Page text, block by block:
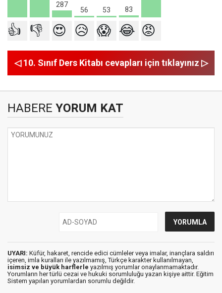
287
56 53 83
👍 👎 😍 😥 😱 😂 😡
◁ 10. Sınıf Ders Kitabı cevapları için tıklayınız ▷
HABERE YORUM KAT
UYARI: Küfür, hakaret, rencide edici cümleler veya imalar, inançlara saldırı
içeren, imla kuralları ile yazılmamış, Türkçe karakter kullanılmayan,
isimsiz ve büyük harflerle yazılmış yorumlar onaylanmamaktadır.
Yorumların her türlü cezai ve hukuki sorumluluğu yazan kişiye aittir. Eğitim
Sistem yapılan yorumlardan sorumlu değildir.